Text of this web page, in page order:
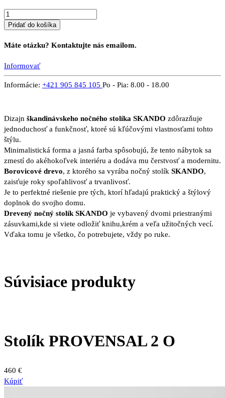
Pridať do košíka
Máte otázku? Kontaktujte nás emailom.
Informovať
Informácie: +421 905 845 105 Po - Pia: 8.00 - 18.00
Dizajn škandinávskeho nočného stolíka SKANDO zdôrazňuje
jednoduchosť a funkčnosť, ktoré sú kľúčovými vlastnosťami tohto
štýlu.
Minimalistická forma a jasná farba spôsobujú, že tento nábytok sa
zmestí do akéhokoľvek interiéru a dodáva mu čerstvosť a modernitu.
Borovicové drevo, z ktorého sa vyrába nočný stolík SKANDO,
zaisťuje roky spoľahlivosť a trvanlivosť.
Je to perfektné riešenie pre tých, ktorí hľadajú praktický a štýlový
doplnok do svojho domu.
Drevený nočný stolík SKANDO je vybavený dvomi priestranými
zásuvkami,kde si viete odložiť knihu,krém a veľa užitočných vecí.
Vďaka tomu je všetko, čo potrebujete, vždy po ruke.
Súvisiace produkty
Stolík PROVENSAL 2 O
460 €
Kúpiť